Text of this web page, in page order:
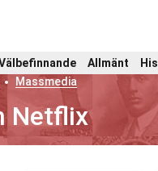
Allmänt
Massmedia
Netflix